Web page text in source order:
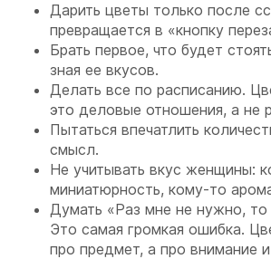
Дарить цветы только после
превращается в «кнопку
Брать первое, что будет
зная ее вкусов.
Делать все по расписанию.
это деловые отношения, а не
Пытаться впечатлить
смысл.
Не учитывать вкус женщины:
миниатюрность, кому-то
Думать «Раз мне не нужно,
Это самая громкая ошибка.
про предмет, а про внимание